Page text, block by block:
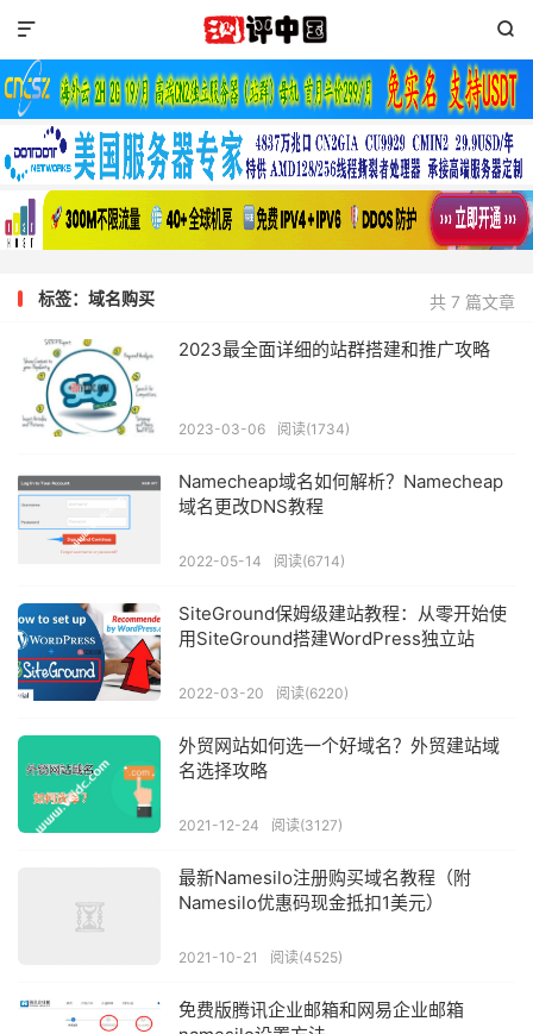


共 7 篇文章
标签：域名购买
2023最全面详细的站群搭建和推广攻略
2023-03-06 阅读(1734)
Namecheap域名如何解析？Namecheap
域名更改DNS教程
2022-05-14 阅读(6714)
SiteGround保姆级建站教程：从零开始使
用SiteGround搭建WordPress独立站
2022-03-20 阅读(6220)
外贸网站如何选一个好域名？外贸建站域
名选择攻略
2021-12-24 阅读(3127)
最新Namesilo注册购买域名教程（附
Namesilo优惠码现金抵扣1美元）
2021-10-21 阅读(4525)
免费版腾讯企业邮箱和网易企业邮箱